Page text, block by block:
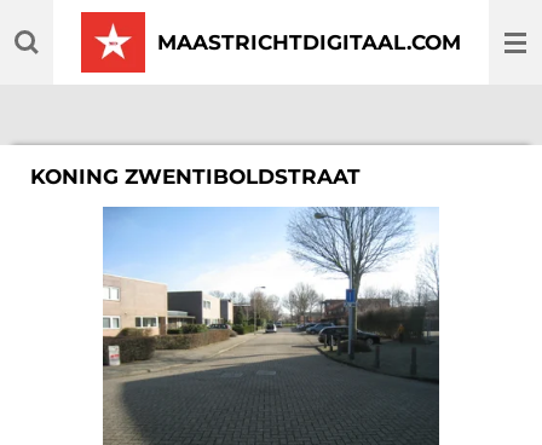
direct
MAASTRICHTDIGITAAL.COM
KONING ZWENTIBOLDSTRAAT